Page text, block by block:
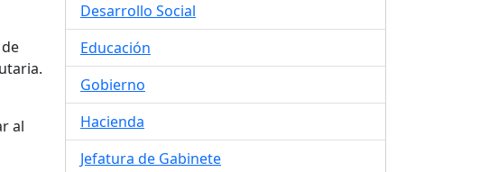
al
Desarrollo Social
Educación
Gobierno
Hacienda
Jefatura de Gabinete